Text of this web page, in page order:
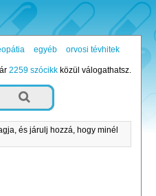
egyéb
orvosi tévhitek
2259 szócikkközül válogathatsz.
és járulj hozzá, hogy minél